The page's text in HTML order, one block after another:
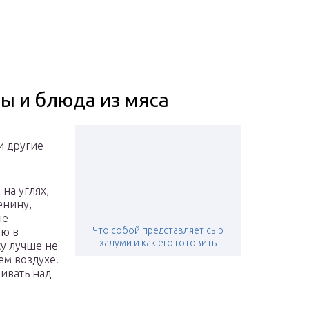
и блюда из мяса
Что собой представляет сыр
халуми и как его готовить
другие
углях,
в
лучше не
воздухе.
над